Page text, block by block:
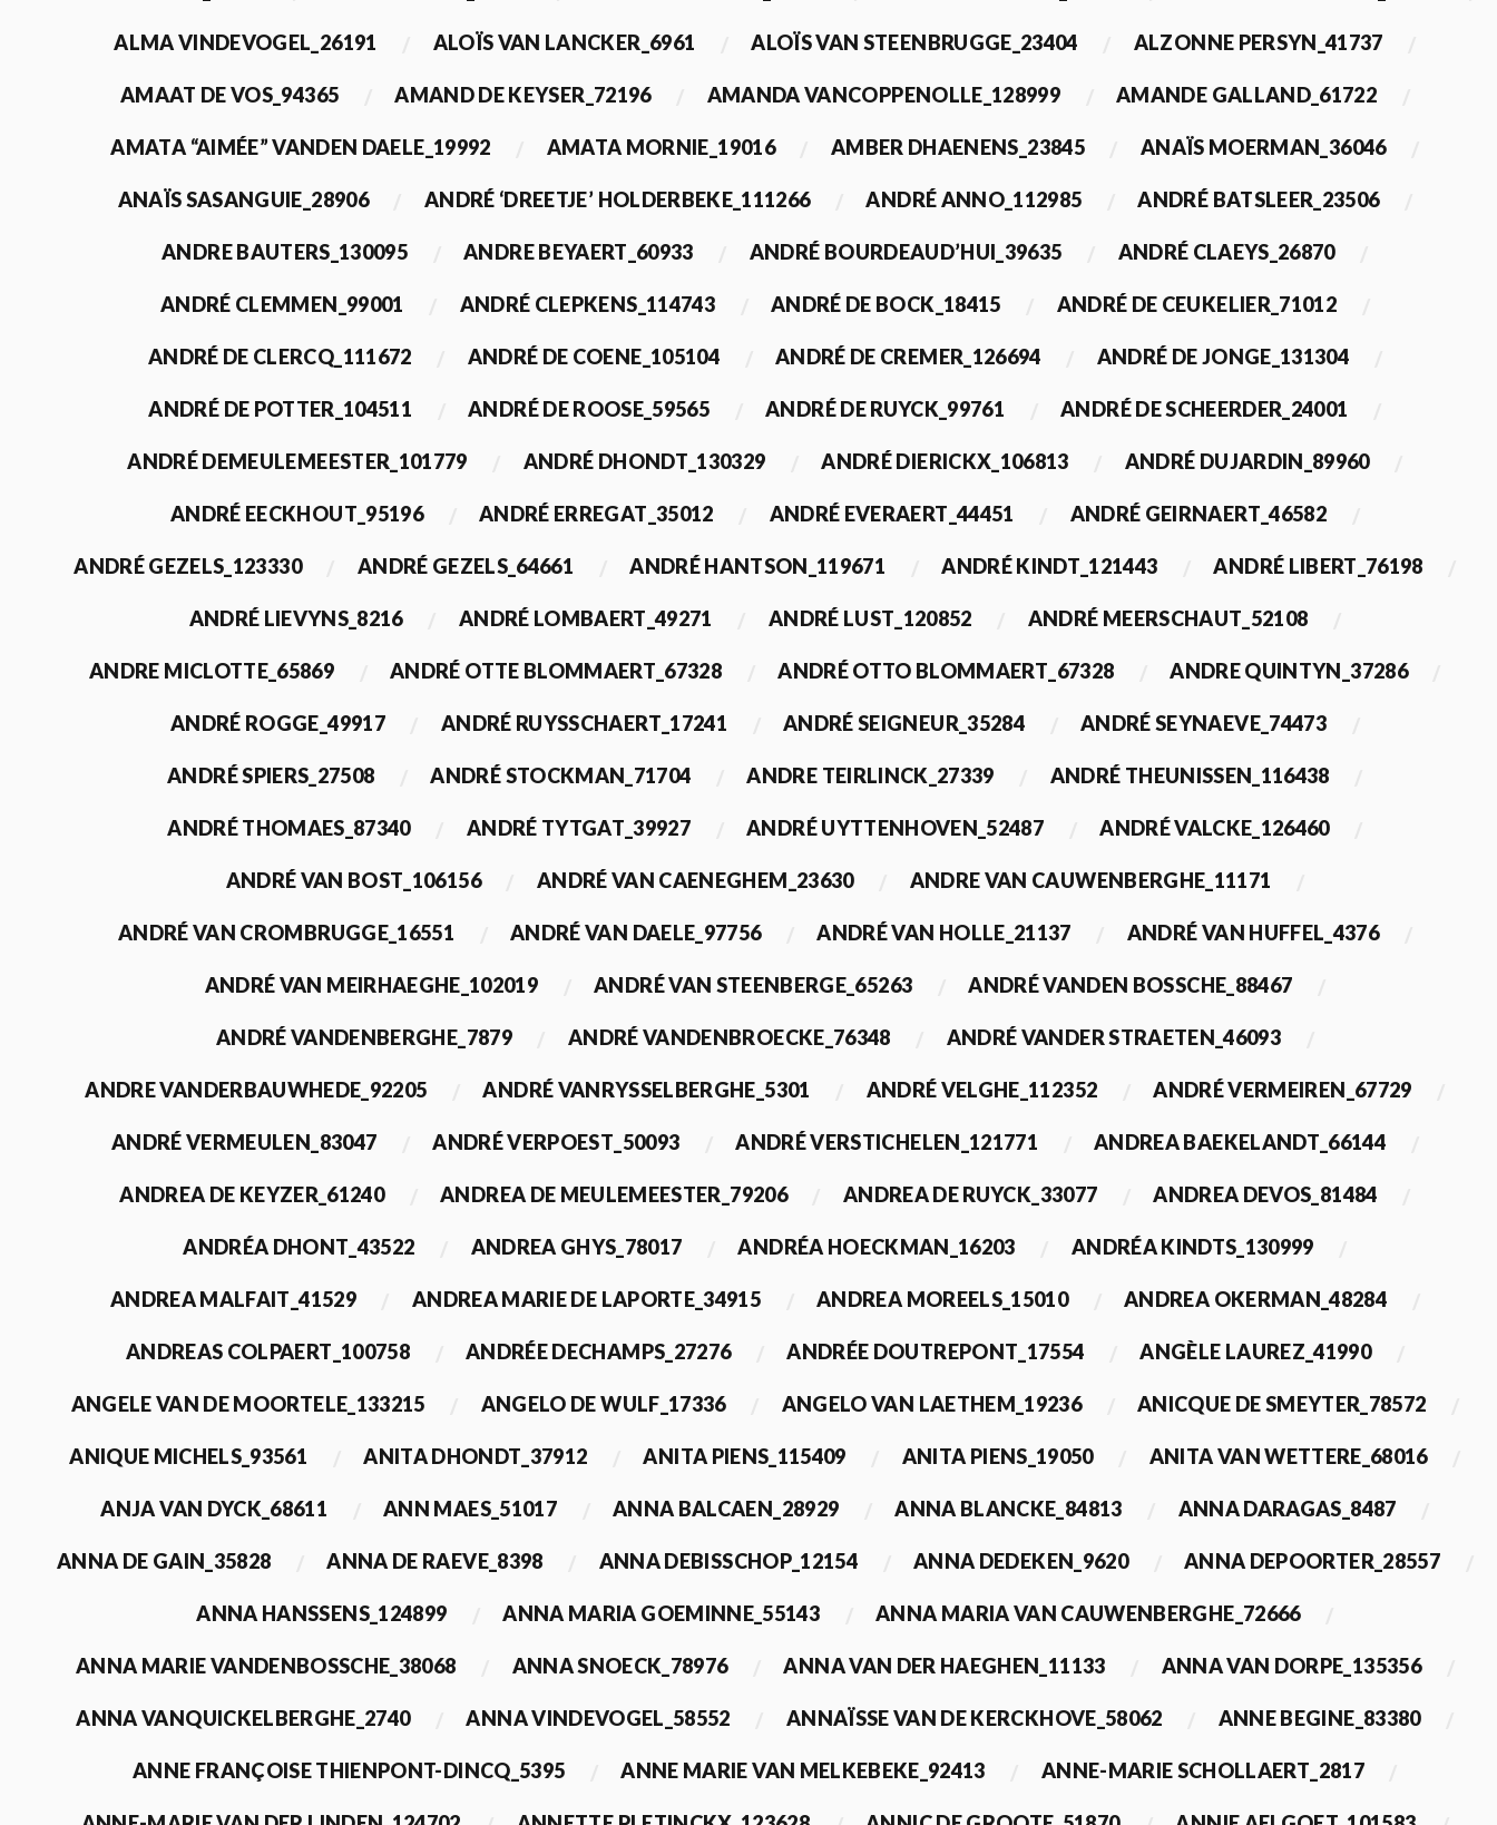
ALMA VINDEVOGEL_26191 ALOÏS VAN LANCKER_6961 ALOÏS VAN STEENBRUGGE_23404 ALZONNE PERSYN_41737
AMAAT DE VOS_94365 AMAND DE KEYSER_72196 AMANDA VANCOPPENOLLE_128999 AMANDE GALLAND_61722
AMATA “AIMÉE” VANDEN DAELE_19992 AMATA MORNIE_19016 AMBER DHAENENS_23845 ANAÏS MOERMAN_36046
ANAÏS SASANGUIE_28906 ANDRÉ ‘DREETJE’ HOLDERBEKE_111266 ANDRÉ ANNO_112985 ANDRÉ BATSLEER_23506
ANDRE BAUTERS_130095 ANDRE BEYAERT_60933 ANDRÉ BOURDEAUD’HUI_39635 ANDRÉ CLAEYS_26870
ANDRÉ CLEMMEN_99001 ANDRÉ CLEPKENS_114743 ANDRÉ DE BOCK_18415 ANDRÉ DE CEUKELIER_71012
ANDRÉ DE CLERCQ_111672 ANDRÉ DE COENE_105104 ANDRÉ DE CREMER_126694 ANDRÉ DE JONGE_131304
ANDRÉ DE POTTER_104511 ANDRÉ DE ROOSE_59565 ANDRÉ DE RUYCK_99761 ANDRÉ DE SCHEERDER_24001
ANDRÉ DEMEULEMEESTER_101779 ANDRÉ DHONDT_130329 ANDRÉ DIERICKX_106813 ANDRÉ DUJARDIN_89960
ANDRÉ EECKHOUT_95196 ANDRÉ ERREGAT_35012 ANDRÉ EVERAERT_44451 ANDRÉ GEIRNAERT_46582
ANDRÉ GEZELS_123330 ANDRÉ GEZELS_64661 ANDRÉ HANTSON_119671 ANDRÉ KINDT_121443 ANDRÉ LIBERT_76198
ANDRÉ LIEVYNS_8216 ANDRÉ LOMBAERT_49271 ANDRÉ LUST_120852 ANDRÉ MEERSCHAUT_52108
ANDRE MICLOTTE_65869 ANDRÉ OTTE BLOMMAERT_67328 ANDRÉ OTTO BLOMMAERT_67328 ANDRE QUINTYN_37286
ANDRÉ ROGGE_49917 ANDRÉ RUYSSCHAERT_17241 ANDRÉ SEIGNEUR_35284 ANDRÉ SEYNAEVE_74473
ANDRÉ SPIERS_27508 ANDRÉ STOCKMAN_71704 ANDRE TEIRLINCK_27339 ANDRÉ THEUNISSEN_116438
ANDRÉ THOMAES_87340 ANDRÉ TYTGAT_39927 ANDRÉ UYTTENHOVEN_52487 ANDRÉ VALCKE_126460
ANDRÉ VAN BOST_106156 ANDRÉ VAN CAENEGHEM_23630 ANDRE VAN CAUWENBERGHE_11171
ANDRÉ VAN CROMBRUGGE_16551 ANDRÉ VAN DAELE_97756 ANDRÉ VAN HOLLE_21137 ANDRÉ VAN HUFFEL_4376
ANDRÉ VAN MEIRHAEGHE_102019 ANDRÉ VAN STEENBERGE_65263 ANDRÉ VANDEN BOSSCHE_88467
ANDRÉ VANDENBERGHE_7879 ANDRÉ VANDENBROECKE_76348 ANDRÉ VANDER STRAETEN_46093
ANDRE VANDERBAUWHEDE_92205 ANDRÉ VANRYSSELBERGHE_5301 ANDRÉ VELGHE_112352 ANDRÉ VERMEIREN_67729
ANDRÉ VERMEULEN_83047 ANDRÉ VERPOEST_50093 ANDRÉ VERSTICHELEN_121771 ANDREA BAEKELANDT_66144
ANDREA DE KEYZER_61240 ANDREA DE MEULEMEESTER_79206 ANDREA DE RUYCK_33077 ANDREA DEVOS_81484
ANDRÉA DHONT_43522 ANDREA GHYS_78017 ANDRÉA HOECKMAN_16203 ANDRÉA KINDTS_130999
ANDREA MALFAIT_41529 ANDREA MARIE DE LAPORTE_34915 ANDREA MOREELS_15010 ANDREA OKERMAN_48284
ANDREAS COLPAERT_100758 ANDRÉE DECHAMPS_27276 ANDRÉE DOUTREPONT_17554 ANGÈLE LAUREZ_41990
ANGELE VAN DE MOORTELE_133215 ANGELO DE WULF_17336 ANGELO VAN LAETHEM_19236 ANICQUE DE SMEYTER_78572
ANIQUE MICHELS_93561 ANITA DHONDT_37912 ANITA PIENS_115409 ANITA PIENS_19050 ANITA VAN WETTERE_68016
ANJA VAN DYCK_68611 ANN MAES_51017 ANNA BALCAEN_28929 ANNA BLANCKE_84813 ANNA DARAGAS_8487
ANNA DE GAIN_35828 ANNA DE RAEVE_8398 ANNA DEBISSCHOP_12154 ANNA DEDEKEN_9620 ANNA DEPOORTER_28557
ANNA HANSSENS_124899 ANNA MARIA GOEMINNE_55143 ANNA MARIA VAN CAUWENBERGHE_72666
ANNA MARIE VANDENBOSSCHE_38068 ANNA SNOECK_78976 ANNA VAN DER HAEGHEN_11133 ANNA VAN DORPE_135356
ANNA VANQUICKELBERGHE_2740 ANNA VINDEVOGEL_58552 ANNAÏSSE VAN DE KERCKHOVE_58062 ANNE BEGINE_83380
ANNE FRANÇOISE THIENPONT-DINCQ_5395 ANNE MARIE VAN MELKEBEKE_92413 ANNE-MARIE SCHOLLAERT_2817